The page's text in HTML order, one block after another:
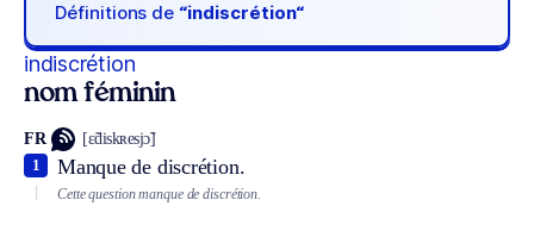
Définitions de “indiscrétion“
indiscrétion
nom féminin
FR [ɛ̃diskʀesjɔ̃]
Manque de discrétion.
1
Cette question manque de discrétion.